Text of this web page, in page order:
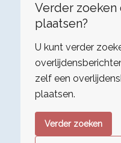
Verder
plaatsen?
U kunt verder
zelf een
plaatsen.
Verder zoeken